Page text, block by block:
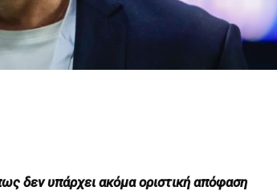
δεν υπάρχει ακόμα οριστική απόφαση